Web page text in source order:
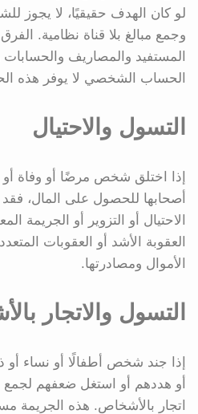
لو كان الهدف حقيقيًا، لا يجوز
وجمع مبالغ بلا قناة نظامية.
المستفيد والمصاريف والحسابات
الحساب الشخصي لا يوفر هذه
التسول والاحتيال
إذا اختلق شخص مرضًا أو وفاة أو
أصحابها للحصول على المال، فقد
الاحتيال أو التزوير أو الجريمة
العقوبة الأشد أو العقوبات
الأموال ومصادرتها.
التسول والاتجار
إذا جند شخص أطفالًا أو نساء أو
أو هددهم أو استغل ضعفهم لجمع
اتجار بالأشخاص. هذه الجريمة